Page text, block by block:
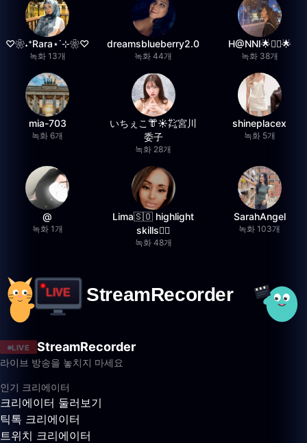
♡❀˖⁺Rara⋆˙⊹❀♡
녹화 13개
dreamsblueberry2.0
녹화 44개
H@NNI🌟❤️‍🔥🌟
녹화 38개
mia-703
녹화 6개
いちぇこ👘☀️㌠宮川
委子
녹화 28개
shineplacex
녹화 5개
@
녹화 1개
Lima🇸🇴 highlight
skills✌🏽
녹화 48개
SarahAngel
녹화 103개
LIVE StreamRecorder
라이브 방송을 놓치지 마세요
인기 크리에이터
크리에이터 둘러보기
틱톡 크리에이터
트위치 크리에이터